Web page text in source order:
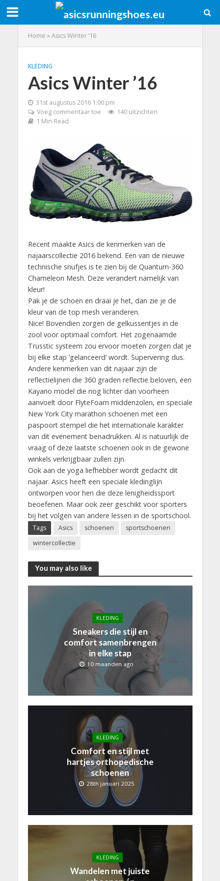
Home »Asics Winter ’16
KLEDING
Asics Winter ’16
31st augustus 2016 1:00 pm
Voeg commentaar toe
140 uitzichten
1 Min Read
Recent maakte Asics de kenmerken van de
najaarscollectie 2016 bekend. Een van de nieuwe
technische snufjes is te zien bij de Quantum-360
Chameleon Mesh. Deze verandert namelijk van
kleur!
Pak je de schoen en draai je het, dan zie je de
kleur van de top mesh veranderen.
Nice! Bovendien zorgen de gelkussentjes in de
zool voor optimaal comfort. Het zogenaamde
Trusstic systeem zou ervoor moeten zorgen dat je
bij elke stap ‘gelanceerd’ wordt. Supervering dus.
Andere kenmerken van dit najaar zijn de
reflectielijnen die 360 graden reflectie beloven, een
Kayano model die nog lichter dan voorheen
aanvoelt door FlyteFoam middenzolen, en speciale
New York City marathon schoenen met een
paspoort stempel die het internationale karakter
van dit evenement benadrukken. Al is natuurlijk de
vraag of deze laatste schoenen ook in de gewone
winkels verkrijgbaar zullen zijn.
Ook aan de yoga liefhebber wordt gedacht dit
najaar. Asics heeft een speciale kledinglijn
ontworpen voor hen die deze lenigheidssport
beoefenen. Maar ook zeer geschikt voor sporters
bij het volgen van andere lessen in de sportschool.
Tags Asics schoenen
sportschoenen
wintercollectie
You may also like
KLEDING
Sneakers die stijl en
comfort samenbrengen
in elke stap
10 maanden ago
KLEDING
Comfort en stijl met
hartjes orthopedische
schoenen
28th januari 2025
KLEDING
Wandelen met juiste